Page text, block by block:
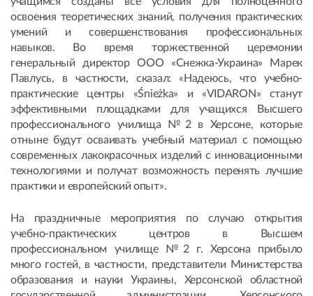
освоения теоретических знаний, получения практических
умений и совершенствования профессиональных
навыков. Во время торжественной церемонии
генеральный директор ООО «Снежка-Украина» Марек
Павлусь, в частности, сказал: «Надеюсь, что учебно-
практические центры «Śnieżka» и «VIDARON» станут
эффективными площадками для учащихся Высшего
профессионального училища №2 в Херсоне, которые
отныне будут осваивать учебный материал с помощью
современных лакокрасочных изделий с инновационными
технологиями и получат возможность перенять лучшие
практики и европейский опыт».
На праздничные мероприятия по случаю открытия
учебно-практических центров в Высшем
профессиональном училище №2 г. Херсона прибыло
много гостей, в частности, представители Министерства
образования и науки Украины, Херсонской областной